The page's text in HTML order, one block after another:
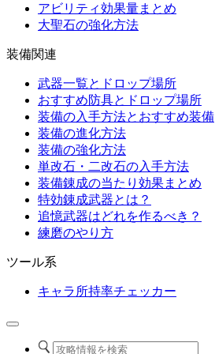
アビリティ効果量まとめ
大聖石の強化方法
装備関連
武器一覧とドロップ場所
おすすめ防具とドロップ場所
装備の入手方法とおすすめ装備
装備の進化方法
装備の強化方法
単改石・二改石の入手方法
装備錬成の当たり効果まとめ
特効錬成武器とは？
追憶武器はどれを作るべき？
練磨のやり方
ツール系
キャラ所持率チェッカー